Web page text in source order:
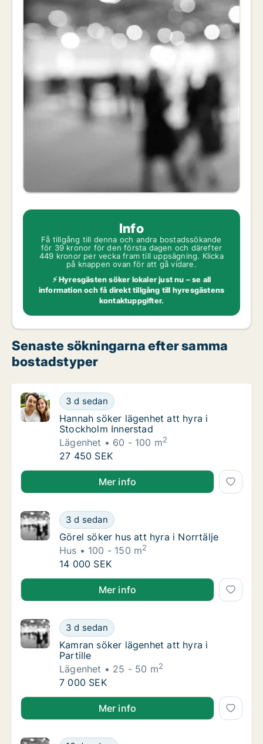
Info
Få tillgång till denna och andra bostadssökande
för 39 kronor för den första dagen och därefter
449 kronor per vecka fram till uppsägning. Klicka
på knappen ovan för att gå vidare.
⚡ Hyresgästen söker lokaler just nu – se all
information och få direkt tillgång till hyresgästens
kontaktuppgifter.
Senaste sökningarna efter samma
bostadstyper
Hannah söker lägenhet att hyra i Stockholm
3 d sedan
Hannah söker lägenhet att hyra i
Hannah söker lägenhet att hyra i
Stockholm Innerstad
Lägenhet
60 - 100 m2
Hannah söker lägenhet att hyra i Stockholm
27 450 SEK
Hannah söker lägenhet att hyra i Stockholm
Mer info
Görel söker hus att hyra i Norrtälje
3 d sedan
Görel söker hus att hyra i Norrtälje
Görel söker hus att hyra i Norrtälje
Hus
100 - 150 m2
Görel söker hus att hyra i Norrtälje
14 000 SEK
Görel söker hus att hyra i Norrtälje
Mer info
Kamran söker lägenhet att hyra i Partille
3 d sedan
Kamran söker lägenhet att hyra i Partille
Kamran söker lägenhet att hyra i
Partille
Lägenhet
25 - 50 m2
Kamran söker lägenhet att hyra i Partille
7 000 SEK
Kamran söker lägenhet att hyra i Partille
Mer info